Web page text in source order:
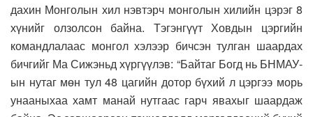
дахин Монголын хил нэвтэрч монголын хилийн цэрэг 8
хүнийг олзолсон байна. Тэгэнгүүт Ховдын цэргийн
командлалаас монгол хэлээр бичсэн тулган шаардах
бичгийг Ма Сижэньд хүргүүлэв: “Байтаг Богд нь БНМАУ-
ын нутаг мөн тул 48 цагийн дотор бүхий л цэргээ морь
унааныхаа хамт манай нутгаас гарч явахыг шаардаж